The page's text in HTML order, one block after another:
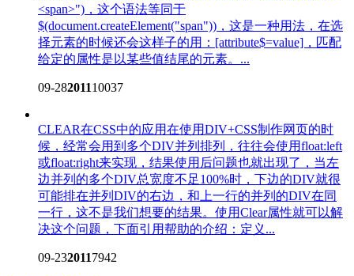
<span>")，这个语法等同于
$(document.createElement("span"))，这是一种用法，在选
择元素的时候还会这样子的用：[attribute$=value]，匹配
给定的属性是以某些值结尾的元素。...
09-28201110037
CLEAR在CSS中的应用在使用DIV+CSS制作网页的时
候，经常会用到多个DIV并列排列，往往会使用float:left
或float:right来实现，结果使用后问题也就出现了，当左
边并列的多个DIV总宽度不足100%时，下边的DIV就很
可能排在并列DIV的右边，和上一行的并列的DIV在同
一行，这不是我们想要的结果。使用Clear属性就可以解
决这个问题，下面引用帮助的介绍：定义...
09-2320117942